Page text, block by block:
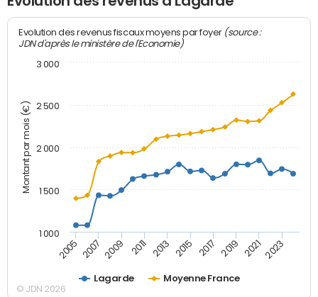
Montant par mois (€)
Evolution des revenus fiscaux moyens par foyer (source :
JDN d'après le ministère de l'Economie)
Lagarde Moyenne France
2005 2007 2009 2011 2013 2015 2017 2019 2021 2023
1 000
1 500
2 000
2 500
3 000
© JDN 2026